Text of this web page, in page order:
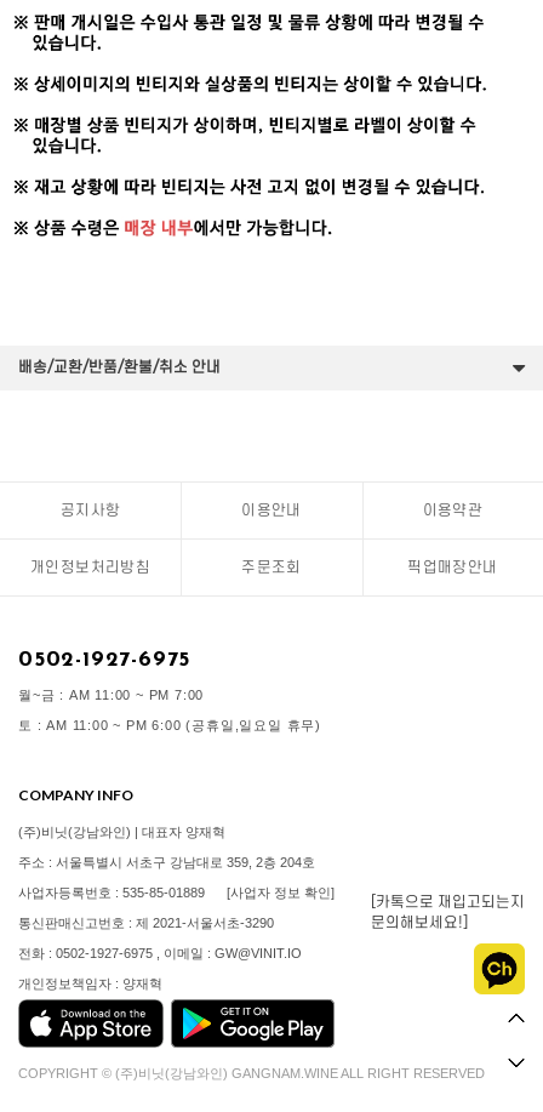
배송/교환/반품/환불/취소 안내
공지사항 이용안내 이용약관
개인정보처리방침 주문조회 픽업매장안내
0502-1927-6975
월~금 : AM 11:00 ~ PM 7:00
토 : AM 11:00 ~ PM 6:00 (공휴일,일요일 휴무)
COMPANY INFO
(주)비닛(강남와인) | 대표자 양재혁
주소 : 서울특별시 서초구 강남대로 359, 2층 204호
사업자등록번호 : 535-85-01889 [사업자 정보 확인]
통신판매신고번호 : 제 2021-서울서초-3290
전화 : 0502-1927-6975 , 이메일 : GW@VINIT.IO
개인정보책임자 : 양재혁
COPYRIGHT © (주)비닛(강남와인) GANGNAM.WINE ALL RIGHT RESERVED
[카톡으로 재입고되는지
문의해보세요!]